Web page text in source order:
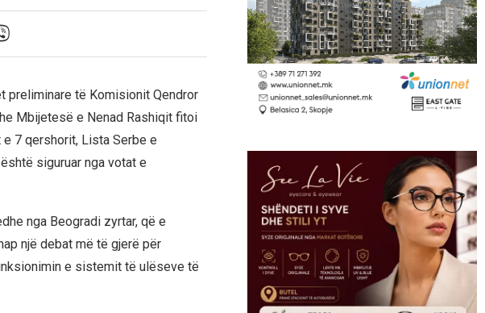
preliminare të Komisionit Qendror
Mbijetesë e Nenad Rashiqit fitoi
7 qershorit, Lista Serbe e
siguruar nga votat e
nga Beogradi zyrtar, që e
një debat më të gjerë për
e sistemit të ulëseve të